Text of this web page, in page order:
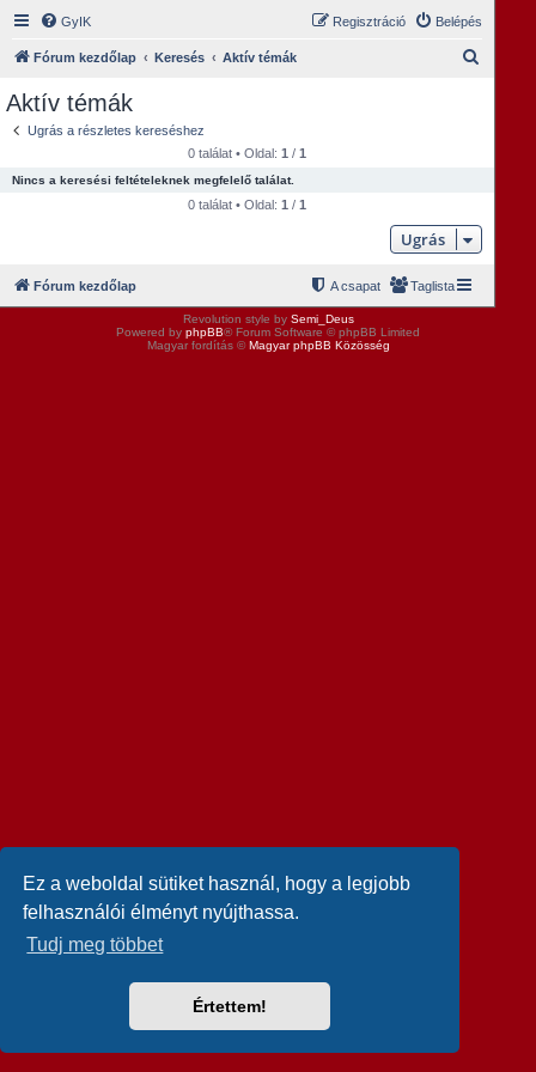
Ez a weboldal sütiket használ, hogy a legjobb
felhasználói élményt nyújthassa.
Tudj meg többet
Értettem!
GyIK Belépés
Regisztráció
Fórum kezdőlap Keresés Aktív témák
s
Aktív témák
Ugrás a részletes kereséshez
0 találat • Oldal:1 /1
Nincs a keresési feltételeknek megfelelő találat.
0 találat • Oldal:1 /1
Ugrás
Fórum kezdőlap Taglista
A csapat
Revolution style by Semi_Deus
Powered by phpBB® Forum Software © phpBB Limited
Magyar fordítás ©Magyar phpBB Közösség